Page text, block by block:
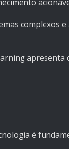
complexos e
apresenta
é